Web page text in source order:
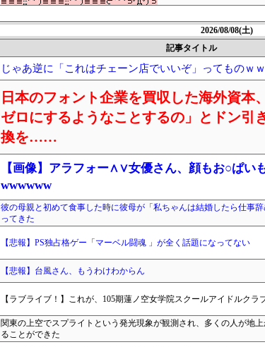
2026/08/08(土)
記事タイトル
じゃあ逆に「これはチェーン店でいいぞ」ってものｗ
日本のフォント企業を買収した海外資本
ゼロにするようなことするの」とドン引
換を……
【画像】アラフォー∧∨女優さん、顔もお○ぱい
wwwwww
彼の母親と初めて食事した時に彼母が「私ちゃんは結婚したら仕事
ってきた
【悲報】PS独占格ゲー「マーベル闘魂 」が全く話題になってない
【悲報】台風さん、もうわけわからん
【ラブライブ！】これが、105期蓮ノ空女学院スクールアイドルクラ
関東の上空でスプライトという発光現象が観測され、多くの人が地
ることができた